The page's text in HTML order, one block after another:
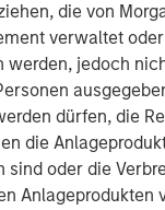
die von
verwaltet
werden, jedoch
dürfen, die
die
sind oder die
Anlageprodukten
Investment
Education
and
of the